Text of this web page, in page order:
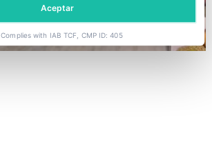
Aceptar
Complies with IAB TCF, CMP ID: 405